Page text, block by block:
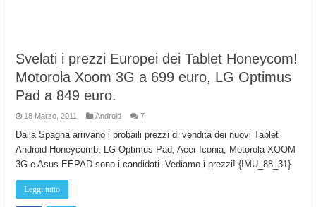
Svelati i prezzi Europei dei Tablet Honeycom!
Motorola Xoom 3G a 699 euro, LG Optimus
Pad a 849 euro.
18 Marzo, 2011 Android 7
Dalla Spagna arrivano i probaili prezzi di vendita dei nuovi Tablet
Android Honeycomb. LG Optimus Pad, Acer Iconia, Motorola XOOM
3G e Asus EEPAD sono i candidati. Vediamo i prezzi! {IMU_88_31}
Leggi tutto